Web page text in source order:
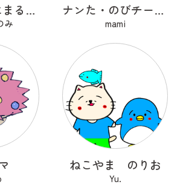
きらふわあにまるふれんず
み
ナンた・のびチー・ショコナン
mami
ねこやま のりお
Yu.